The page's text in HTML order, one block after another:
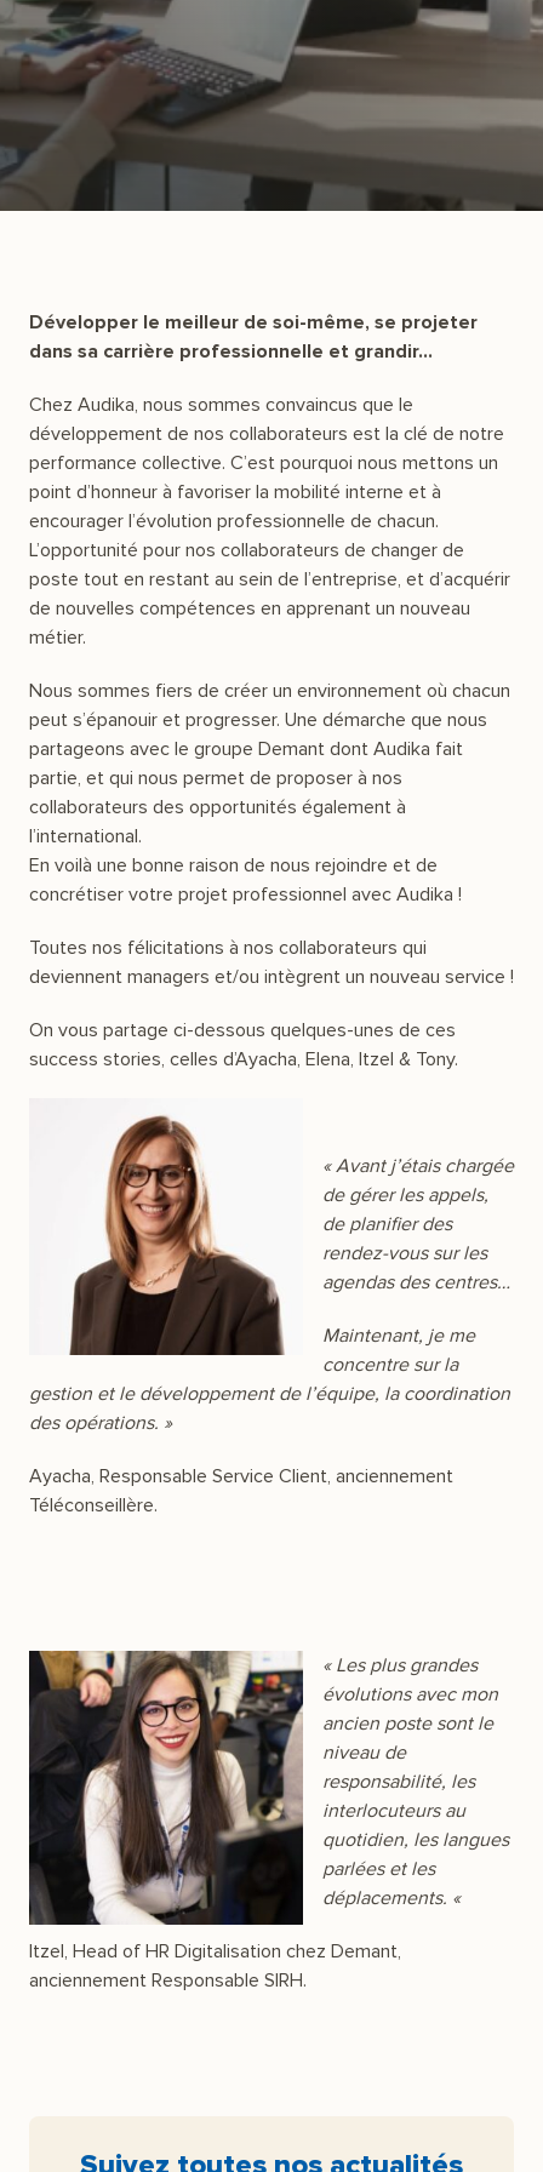
Développer le meilleur de soi-même, se projeter
dans sa carrière professionnelle et grandir…
Chez Audika, nous sommes convaincus que le
développement de nos collaborateurs est la clé de notre
performance collective. C’est pourquoi nous mettons un
point d’honneur à favoriser la mobilité interne et à
encourager l’évolution professionnelle de chacun.
L’opportunité pour nos collaborateurs de changer de
poste tout en restant au sein de l’entreprise, et d’acquérir
de nouvelles compétences en apprenant un nouveau
métier.
Nous sommes fiers de créer un environnement où chacun
peut s’épanouir et progresser. Une démarche que nous
partageons avec le groupe Demant dont Audika fait
partie, et qui nous permet de proposer à nos
collaborateurs des opportunités également à
l’international.
En voilà une bonne raison de nous rejoindre et de
concrétiser votre projet professionnel avec Audika !
Toutes nos félicitations à nos collaborateurs qui
deviennent managers et/ou intègrent un nouveau service !
On vous partage ci-dessous quelques-unes de ces
success stories, celles d’Ayacha, Elena, Itzel & Tony.
« Avant j’étais chargée
de gérer les appels,
de planifier des
rendez-vous sur les
agendas des centres…
Maintenant, je me
concentre sur la
gestion et le développement de l’équipe, la coordination
des opérations. »
Ayacha, Responsable Service Client, anciennement
Téléconseillère.
« Les plus grandes
évolutions avec mon
ancien poste sont le
niveau de
responsabilité, les
interlocuteurs au
quotidien, les langues
parlées et les
déplacements. «
Itzel, Head of HR Digitalisation chez Demant,
anciennement Responsable SIRH.